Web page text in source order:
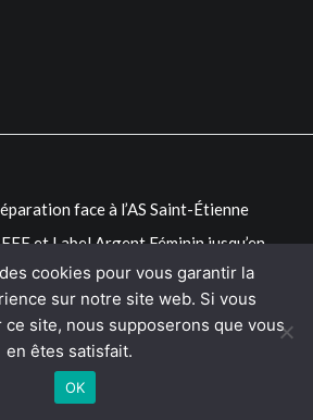
face à l’AS Saint-Étienne
et Label Argent Féminin jusqu’en
le Petit Filet du District de l’Ain
cookies pour vous garantir la
sur notre site web. Si vous
site, nous supposerons que vous
en êtes satisfait.
OK